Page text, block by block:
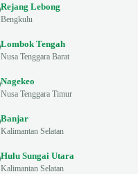
Rejang Lebong
Bengkulu
Lombok Tengah
Nusa Tenggara Barat
Nagekeo
Nusa Tenggara Timur
Banjar
Kalimantan Selatan
Hulu Sungai Utara
Kalimantan Selatan